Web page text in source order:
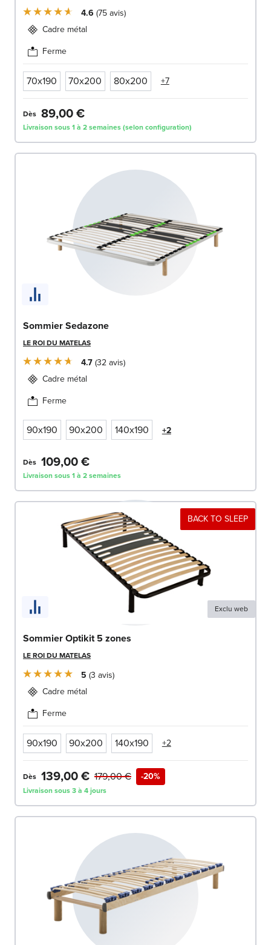
4.6 75avis
Cadre métal
Ferme
70x190 70x200 80x200 +7
Dès 89,00 €
Livraison sous 1 à 2 semaines (selon configuration)
Sommier Sedazone
LE ROI DU MATELAS
4.7 32avis
Cadre métal
Ferme
90x190 90x200 140x190 +2
Dès 109,00 €
Livraison sous 1 à 2 semaines
BACK TO SLEEP
Exclu web
Sommier Optikit 5 zones
LE ROI DU MATELAS
5 3 avis
Cadre métal
Ferme
90x190 90x200 140x190 +2
Dès 139,00 € -20%
179,00 €
Livraison sous 3 à 4 jours